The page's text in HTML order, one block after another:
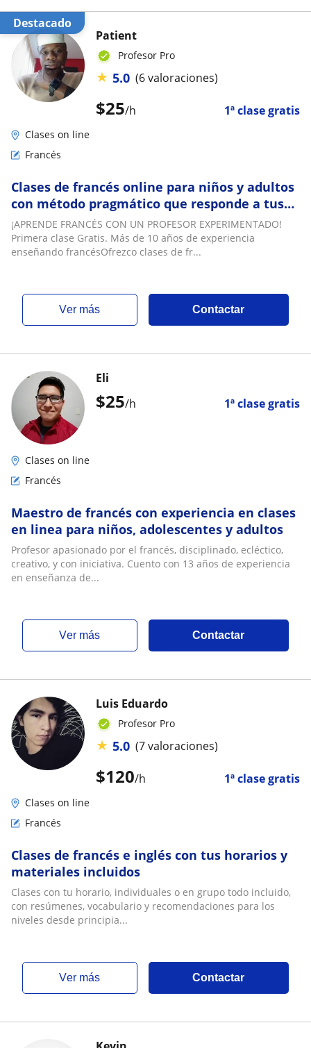
Destacado
$25/h 1ª clase gratis
Patient
Profesor Pro
★ 5.0 (6 valoraciones)
Clases on line
Francés
Clases de francés online para niños y adultos
con método pragmático que responde a tus
necesidades
¡APRENDE FRANCÉS CON UN PROFESOR EXPERIMENTADO!
Primera clase Gratis. Más de 10 años de experiencia
enseñando francésOfrezco clases de fr...
ver más Contactar
$25/h 1ª clase gratis
Eli
Clases on line
Francés
Maestro de francés con experiencia en clases
en linea para niños, adolescentes y adultos
Profesor apasionado por el francés, disciplinado, ecléctico,
creativo, y con iniciativa. Cuento con 13 años de experiencia
en enseñanza de...
ver más Contactar
$120/h 1ª clase gratis
Luis Eduardo
Profesor Pro
★ 5.0 (7 valoraciones)
Clases on line
Francés
Clases de francés e inglés con tus horarios y
materiales incluidos
Clases con tu horario, individuales o en grupo todo incluido,
con resúmenes, vocabulario y recomendaciones para los
niveles desde principia...
ver más Contactar